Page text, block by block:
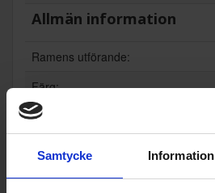
Samtycke Information
Allmän information
Ramens utförande:
Färg:
Produktgrupp:
Barnlås (Ja/Nej):